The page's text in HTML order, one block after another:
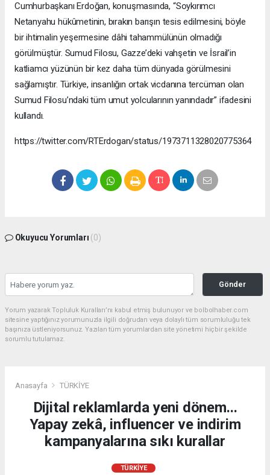
Cumhurbaşkanı Erdoğan, konuşmasında, “Soykırımcı
Netanyahu hükûmetinin, bırakın barışın tesis edilmesini, böyle
bir ihtimalin yeşermesine dâhi tahammülünün olmadığı
görülmüştür. Sumud Filosu, Gazze’deki vahşetin ve İsrail’in
katliamcı yüzünün bir kez daha tüm dünyada görülmesini
sağlamıştır. Türkiye, insanlığın ortak vicdanına tercüman olan
Sumud Filosu’ndaki tüm umut yolcularının yanındadır” ifadesini
kullandı.
https://twitter.com/RTErdogan/status/1973711328020775364
Okuyucu Yorumları (0)
Gönder
Yorum yazarak Topluluk Kuralları’nı kabul etmiş bulunuyor ve bolbolhaber.com
sitesine yaptığınız yorumunuzla ilgili doğrudan veya dolaylı tüm sorumluluğu tek
başınıza üstleniyorsunuz. Yazılan tüm yorumlardan site yönetimi hiçbir şekilde
sorumlu tutulamaz.
Anasayfa TÜRKİYE
Dijital reklamlarda yeni dönem...
Yapay zekâ, influencer ve indirim
kampanyalarına sıkı kurallar
TÜRKİYE